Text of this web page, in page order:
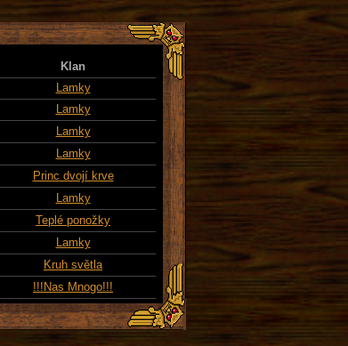
Klan
Lamky
Lamky
Lamky
Lamky
Princ dvojí krve
Lamky
Teplé ponožky
Lamky
Kruh světla
!!!Nas Mnogo!!!